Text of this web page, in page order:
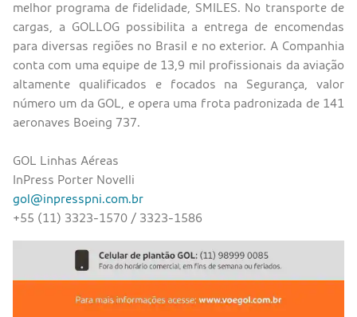
melhor programa de fidelidade, SMILES. No transporte de
cargas, a GOLLOG possibilita a entrega de encomendas
para diversas regiões no Brasil e no exterior. A Companhia
conta com uma equipe de 13,9 mil profissionais da aviação
altamente qualificados e focados na Segurança, valor
número um da GOL, e opera uma frota padronizada de 141
aeronaves Boeing 737.
GOL Linhas Aéreas
InPress Porter Novelli
gol@inpresspni.com.br
+55 (11) 3323-1570 / 3323-1586